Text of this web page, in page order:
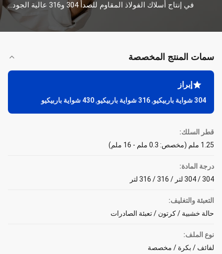
في إنتاج أسلاك الفولاذ المقاوم للصدأ 304 و316 عالية الجود...
سمات المنتج المخصصة
إبراز
304 شواية باربيكيو ,316 شواية باربيكيو ,430 شواية باربيكيو
قطر السلك:
1.25 ملم (مخصص: 0.3 ملم - 16 ملم)
درجة المادة:
304 / 304 لتر / 316 / 316 لتر
التعبئة والتغليف:
حالة خشبية / كرتون / تعبئة الصادرات
نوع الملف:
لفائف / بكرة / مخصصة